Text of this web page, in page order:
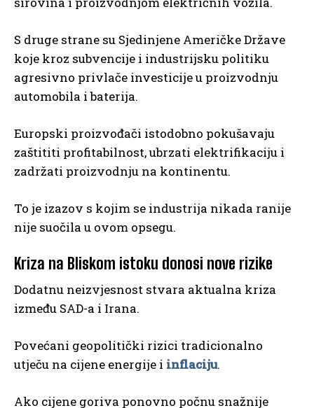
S druge strane su Sjedinjene Američke Države
koje kroz subvencije i industrijsku politiku
agresivno privlače investicije u proizvodnju
automobila i baterija.
Europski proizvođači istodobno pokušavaju
zaštititi profitabilnost, ubrzati elektrifikaciju i
zadržati proizvodnju na kontinentu.
To je izazov s kojim se industrija nikada ranije
nije suočila u ovom opsegu.
Kriza na Bliskom istoku donosi nove rizike
Dodatnu neizvjesnost stvara aktualna kriza
između SAD-a i Irana.
Povećani geopolitički rizici tradicionalno
utječu na cijene energije i inflaciju.
Ako cijene goriva ponovno počnu snažnije